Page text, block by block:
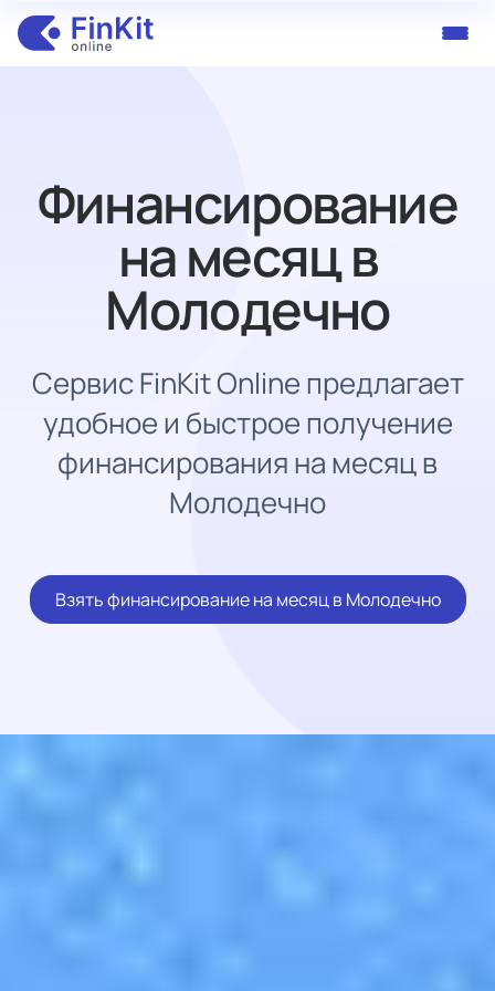
Финансирование
на месяц в
Молодечно
Сервис FinKit Online предлагает
удобное и быстрое получение
финансирования на месяц в
Молодечно
Взять финансирование на месяц в Молодечно